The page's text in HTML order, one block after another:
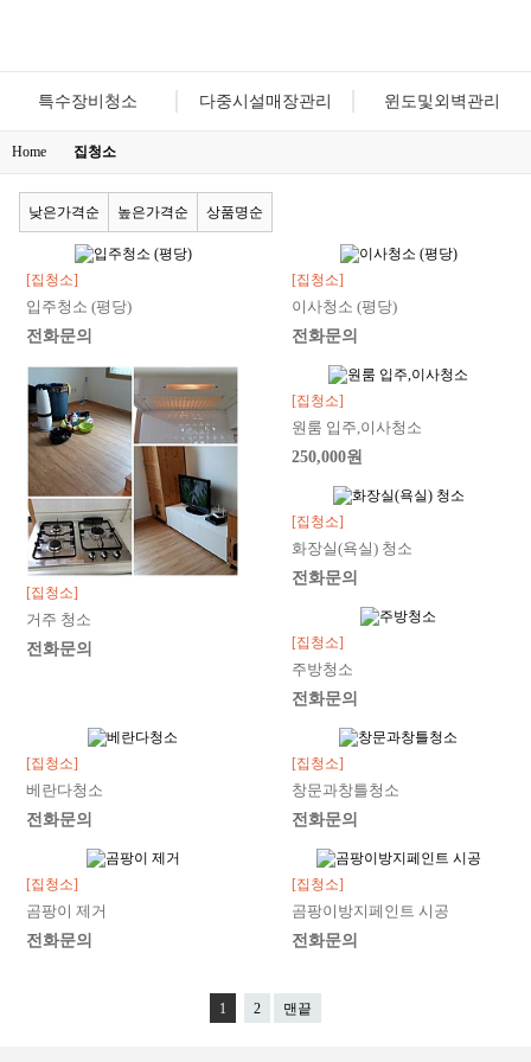
특수장비청소 다중시설매장관리 윈도및외벽관리
Home 집청소
낮은가격순 높은가격순 상품명순
[집청소]
입주청소 (평당)
전화문의
[집청소]
이사청소 (평당)
전화문의
[집청소]
거주 청소
전화문의
[집청소]
원룸 입주,이사청소
250,000원
[집청소]
화장실(욕실) 청소
전화문의
[집청소]
주방청소
전화문의
[집청소]
베란다청소
전화문의
[집청소]
창문과창틀청소
전화문의
[집청소]
곰팡이 제거
전화문의
[집청소]
곰팡이방지페인트 시공
전화문의
1 2 맨끝